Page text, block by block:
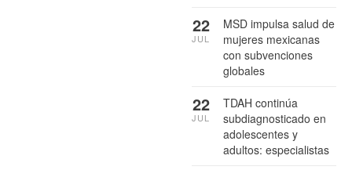
MSD impulsa salud de
mujeres mexicanas
con subvenciones
globales
22
JUL
TDAH continúa
subdiagnosticado en
adolescentes y
adultos: especialistas
22
JUL